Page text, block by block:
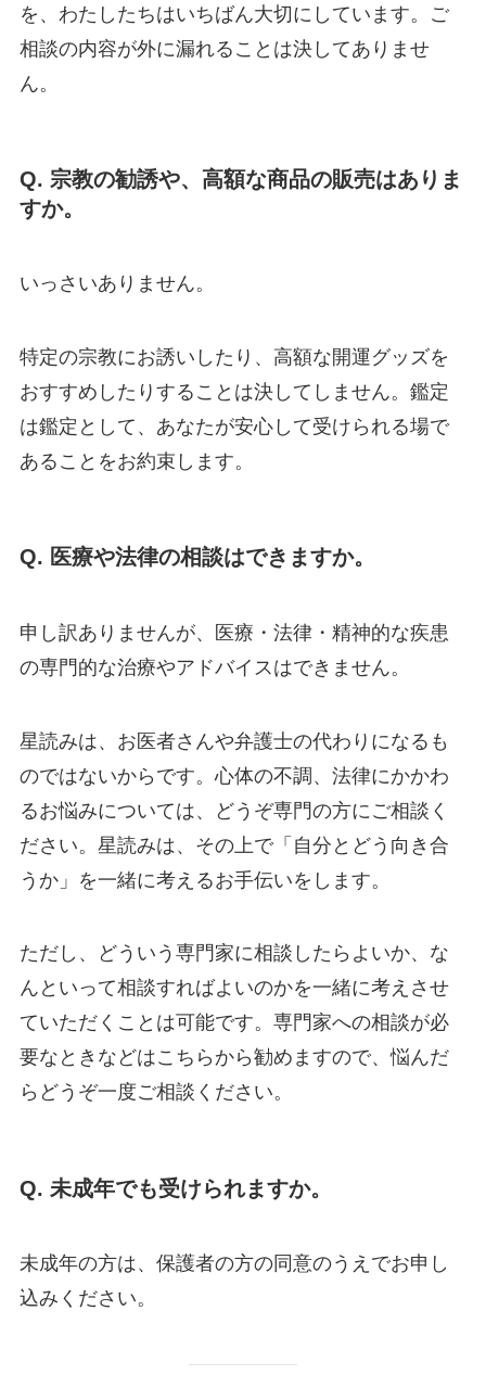
を、わたしたちはいちばん大切にしています。ご
相談の内容が外に漏れることは決してありませ
ん。
Q. 宗教の勧誘や、高額な商品の販売はありま
すか。
いっさいありません。
特定の宗教にお誘いしたり、高額な開運グッズを
おすすめしたりすることは決してしません。鑑定
は鑑定として、あなたが安心して受けられる場で
あることをお約束します。
Q. 医療や法律の相談はできますか。
申し訳ありませんが、医療・法律・精神的な疾患
の専門的な治療やアドバイスはできません。
星読みは、お医者さんや弁護士の代わりになるも
のではないからです。心体の不調、法律にかかわ
るお悩みについては、どうぞ専門の方にご相談く
ださい。星読みは、その上で「自分とどう向き合
うか」を一緒に考えるお手伝いをします。
ただし、どういう専門家に相談したらよいか、な
んといって相談すればよいのかを一緒に考えさせ
ていただくことは可能です。専門家への相談が必
要なときなどはこちらから勧めますので、悩んだ
らどうぞ一度ご相談ください。
Q. 未成年でも受けられますか。
未成年の方は、保護者の方の同意のうえでお申し
込みください。